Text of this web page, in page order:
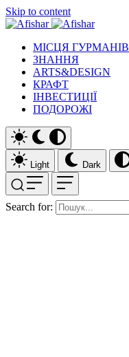
Skip to content
МІСЦЯ ГУРМАНІВ
ЗНАННЯ
ARTS&DESIGN
КРАФТ
ІНВЕСТИЦІЇ
ПОДОРОЖІ
Light Dark
Search for: